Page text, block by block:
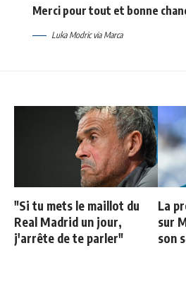
Merci pour tout et bonne
Luka Modric via Marca
"Si tu mets le maillot du
Real Madrid un jour,
j'arrête de te parler"
La
sur
son